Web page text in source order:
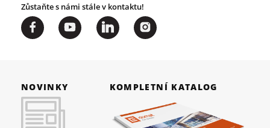
Zůstaňte s námi stále v kontaktu!
NOVINKY KOMPLETNÍ KATALOG